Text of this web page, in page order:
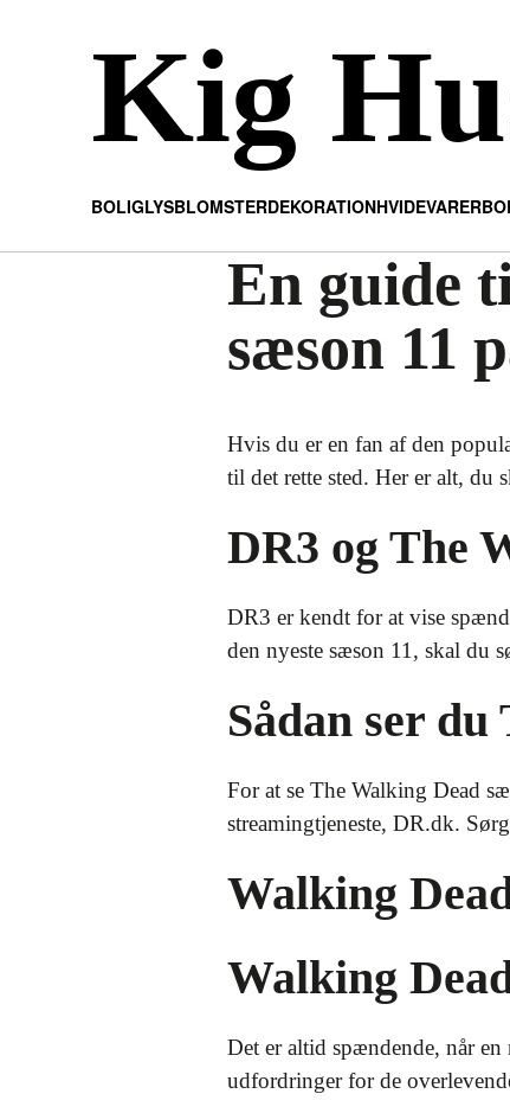
Kig
BOLIGLYSBLOMSTERDEKORATIONHVIDEVARER
En guide
sæson 11
Hvis du er en fan af den
til det rette sted. Her er alt, du
DR3 og The
DR3 er kendt for at vise
den nyeste sæson 11, skal du
Sådan ser
For at se The Walking Dead
streamingtjeneste, DR.dk.
Walking
Walking
Det er altid spændende, når
udfordringer for de